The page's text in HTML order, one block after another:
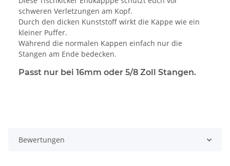
schweren Verletzungen am Kopf.
Durch den dicken Kunststoff wirkt die Kappe wie ein
kleiner Puffer.
Während die normalen Kappen einfach nur die
Stangen am Ende bedecken.
Passt nur bei 16mm oder 5/8 Zoll Stangen.
Bewertungen